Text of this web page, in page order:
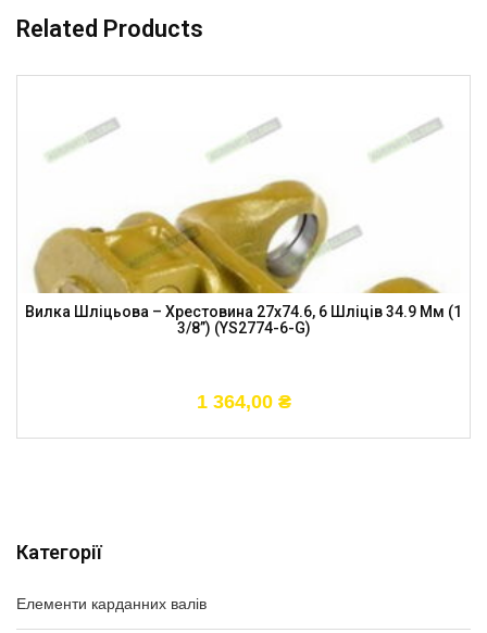
Категорії
Елементи карданних валів
Related Products
Вилка Шліцьова – Хрестовина 27х74.6, 6 Шліців 34.9 Мм (1
3/8”) (YS2774-6-G)
1 364,00 ₴